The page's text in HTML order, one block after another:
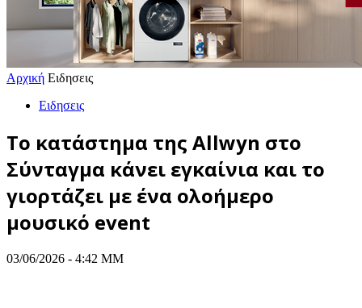
Αρχική Ειδησεις
Ειδησεις
Το κατάστημα της Allwyn στο
Σύνταγμα κάνει εγκαίνια και το
γιορτάζει με ένα ολοήμερο
μουσικό event
03/06/2026 - 4:42 ΜΜ